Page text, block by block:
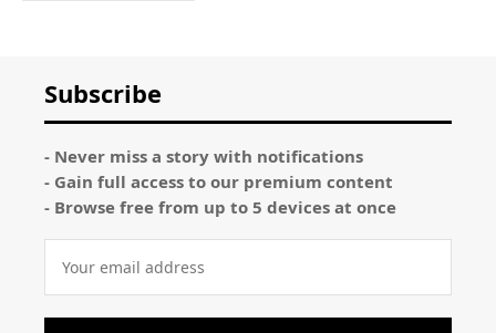
Subscribe
- Never miss a story with notifications
- Gain full access to our premium content
- Browse free from up to 5 devices at once